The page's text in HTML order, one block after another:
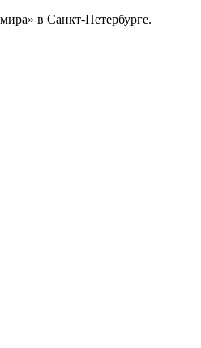
в Санкт-Петербурге.